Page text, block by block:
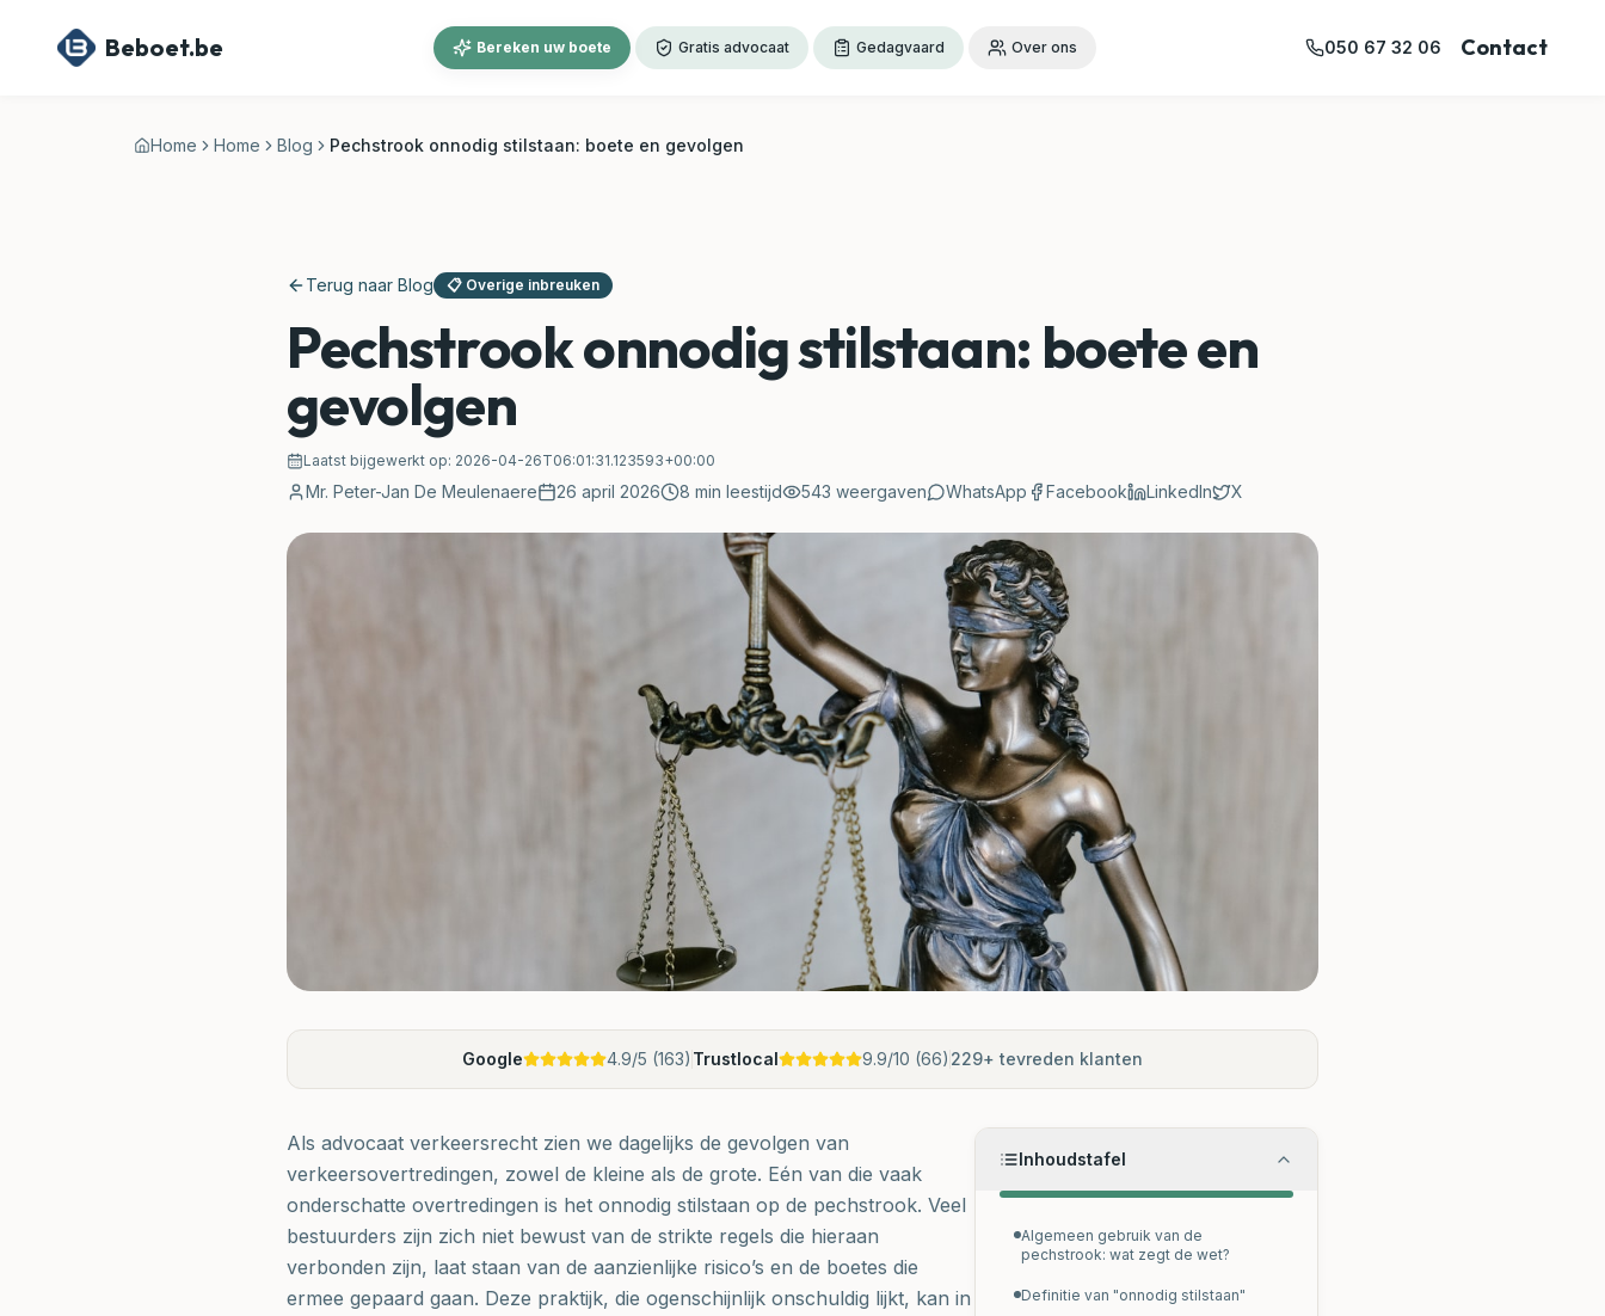
Beboet.be Bereken uw boete Gratis advocaat Gedagvaard Over ons 050 67 32 06 Contact
Home Home Blog Pechstrook onnodig stilstaan: boete en gevolgen
Terug naar Blog 📋 Overige inbreuken
Pechstrook onnodig stilstaan: boete en
gevolgen
Laatst bijgewerkt op: 2026-04-26T06:01:31.123593+00:00
Mr. Peter-Jan De Meulenaere 26 april 2026 8 min leestijd 543 weergaven WhatsApp Facebook LinkedIn X
Google 4.9/5 (163) Trustlocal 9.9/10 (66) 229+ tevreden klanten
Als advocaat verkeersrecht zien we dagelijks de gevolgen van
verkeersovertredingen, zowel de kleine als de grote. Eén van die vaak
onderschatte overtredingen is het onnodig stilstaan op de pechstrook. Veel
bestuurders zijn zich niet bewust van de strikte regels die hieraan
verbonden zijn, laat staan van de aanzienlijke risico’s en de boetes die
ermee gepaard gaan. Deze praktijk, die ogenschijnlijk onschuldig lijkt, kan in
Inhoudstafel
Algemeen gebruik van de
pechstrook: wat zegt de wet?
Definitie van "onnodig stilstaan"